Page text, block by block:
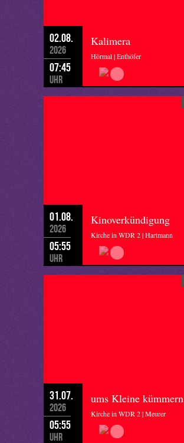
02.08.
2026
07:45
Uhr
Kalimera
Hörmal | Enthöfer
01.08.
2026
05:55
Uhr
Kinoverkündigung
Kirche in WDR 2 | Hartmann
31.07.
2026
05:55
Uhr
ums Kleine kümmern
Kirche in WDR 2 | Meurer